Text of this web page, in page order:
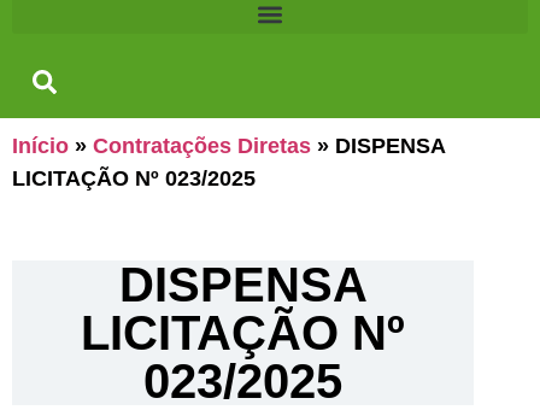
Início » Contratações Diretas » DISPENSA
LICITAÇÃO Nº 023/2025
DISPENSA
LICITAÇÃO Nº
023/2025